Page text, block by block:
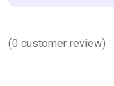
(0 customer review)